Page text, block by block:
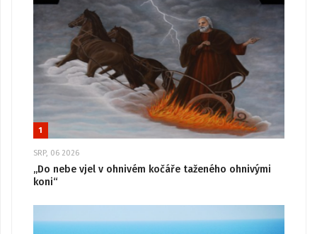
1
SRP, 06 2026
„Do nebe vjel v ohnivém kočáře taženého ohnivými
koni“